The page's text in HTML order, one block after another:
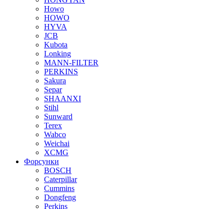
Howo
HOWO
HYVA
JCB
Kubota
Lonking
MANN-FILTER
PERKINS
Sakura
Separ
SHAANXI
Stihl
Sunward
Terex
Wabco
Weichai
XCMG
Форсунки
BOSCH
Caterpillar
Cummins
Dongfeng
Perkins